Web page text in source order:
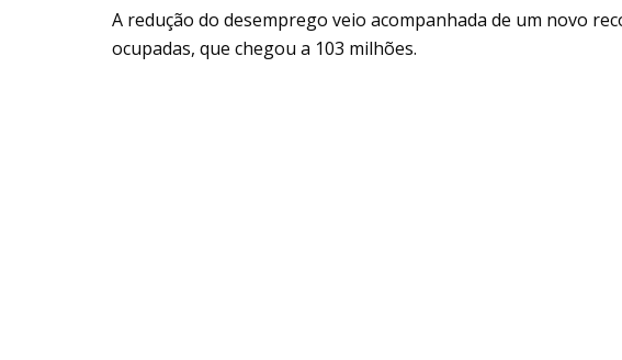
A redução do desemprego veio acompanhada de um novo
ocupadas, que chegou a 103 milhões.